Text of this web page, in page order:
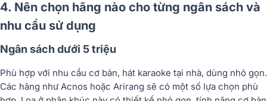
4. Nên chọn hãng nào cho từng ngân sách và
nhu cầu sử dụng
Ngân sách dưới 5 triệu
Phù hợp với nhu cầu cơ bản, hát karaoke tại nhà, dùng nhỏ gọn.
Các hãng như Acnos hoặc Arirang sẽ có một số lựa chọn phù